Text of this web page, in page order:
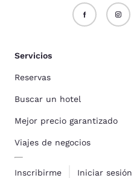
Servicios
Reservas
Buscar un hotel
Mejor precio garantizado
Viajes de negocios
Inscribirme Iniciar sesión